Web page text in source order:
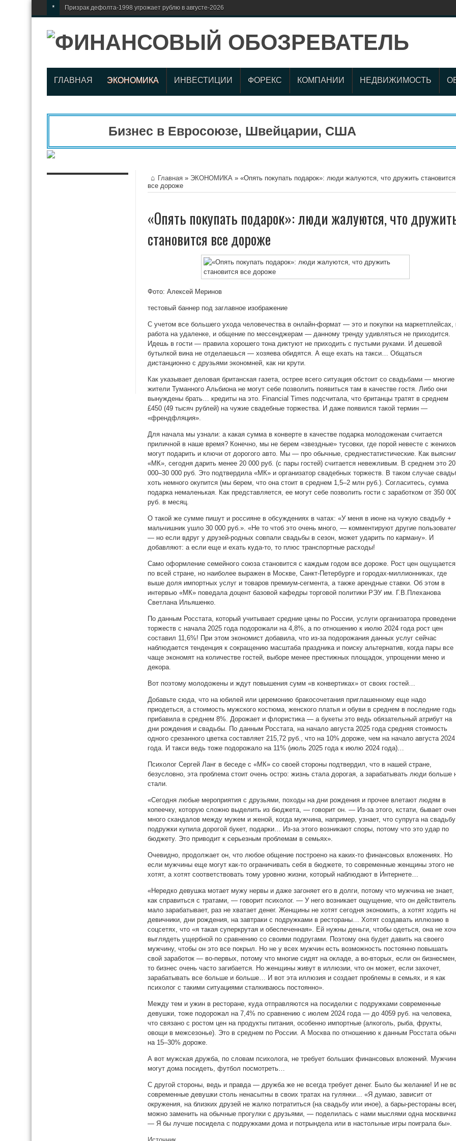
* Призрак дефолта-1998 угрожает рублю в августе-2026
ГЛАВНАЯ ЭКОНОМИКА ИНВЕСТИЦИИ ФОРЕКС КОМПАНИИ НЕДВИЖИМОСТЬ
Бизнес в Евросоюзе, Швейцарии, США
Главная » ЭКОНОМИКА » «Опять покупать подарок»: люди жалуются, что дружить становится
все дороже
«Опять покупать подарок»: люди жалуются, что
становится все дороже
Фото: Алексей Меринов
тестовый баннер под заглавное изображение
С учетом все большего ухода человечества в онлайн-формат — это и покупки на маркетплейсах,
работа на удаленке, и общение по мессенджерам — данному тренду удивляться не приходится.
Идешь в гости — правила хорошего тона диктуют не приходить с пустыми руками. И дешевой
бутылкой вина не отделаешься — хозяева обидятся. А еще ехать на такси… Общаться
дистанционно с друзьями экономней, как ни крути.
Как указывает деловая британская газета, острее всего ситуация обстоит со свадьбами — многие
жители Туманного Альбиона не могут себе позволить появиться там в качестве гостя. Либо они
вынуждены брать… кредиты на это. Financial Times подсчитала, что британцы тратят в среднем
£450 (49 тысяч рублей) на чужие свадебные торжества. И даже появился такой термин —
«френдфляция».
Для начала мы узнали: а какая сумма в конверте в качестве подарка молодоженам считается
приличной в наше время? Конечно, мы не берем «звездные» тусовки, где порой невесте с
могут подарить и ключи от дорогого авто. Мы — про обычные, среднестатистические. Как
«МК», сегодня дарить менее 20 000 руб. (с пары гостей) считается невежливым. В среднем это 20
000–30 000 руб. Это подтвердила «МК» и организатор свадебных торжеств. В таком случае
хоть немного окупится (мы берем, что она стоит в среднем 1,5–2 млн руб.). Согласитесь, сумма
подарка немаленькая. Как представляется, ее могут себе позволить гости с заработком от 350
руб. в месяц.
О такой же сумме пишут и россияне в обсуждениях в чатах: «У меня в июне на чужую свадьбу +
мальчишник ушло 30 000 руб.». «Не то чтоб это очень много, — комментируют другие
— но если вдруг у друзей-родных совпали свадьбы в сезон, может ударить по карману». И
добавляют: а если еще и ехать куда-то, то плюс транспортные расходы!
Само оформление семейного союза становится с каждым годом все дороже. Рост цен ощущается
по всей стране, но наиболее выражен в Москве, Санкт-Петербурге и городах-миллионниках, где
выше доля импортных услуг и товаров премиум-сегмента, а также арендные ставки. Об этом в
интервью «МК» поведала доцент базовой кафедры торговой политики РЭУ им. Г.В.Плеханова
Светлана Ильяшенко.
По данным Росстата, который учитывает средние цены по России, услуги организатора
торжеств с начала 2025 года подорожали на 4,8%, а по отношению к июлю 2024 года рост цен
составил 11,6%! При этом экономист добавила, что из-за подорожания данных услуг сейчас
наблюдается тенденция к сокращению масштаба праздника и поиску альтернатив, когда пары все
чаще экономят на количестве гостей, выборе менее престижных площадок, упрощении меню и
декора.
Вот поэтому молодожены и ждут повышения сумм «в конвертиках» от своих гостей…
Добавьте сюда, что на юбилей или церемонию бракосочетания приглашенному еще надо
приодеться, а стоимость мужского костюма, женского платья и обуви в среднем в последние
прибавила в среднем 8%. Дорожает и флористика — а букеты это ведь обязательный атрибут на
дни рождения и свадьбы. По данным Росстата, на начало августа 2025 года средняя стоимость
одного срезанного цветка составляет 215,72 руб., что на 10% дороже, чем на начало августа 2024
года. И такси ведь тоже подорожало на 11% (июль 2025 года к июлю 2024 года)…
Психолог Сергей Ланг в беседе с «МК» со своей стороны подтвердил, что в нашей стране,
безусловно, эта проблема стоит очень остро: жизнь стала дорогая, а зарабатывать люди больше
стали.
«Сегодня любые мероприятия с друзьями, походы на дни рождения и прочее влетают людям в
копеечку, которую сложно выделить из бюджета, — говорит он. — Из-за этого, кстати, бывает
много скандалов между мужем и женой, когда мужчина, например, узнает, что супруга на свадьбу
подружки купила дорогой букет, подарки… Из-за этого возникают споры, потому что это удар по
бюджету. Это приводит к серьезным проблемам в семьях».
Очевидно, продолжает он, что любое общение построено на каких-то финансовых вложениях. Но
если мужчины еще могут как-то ограничивать себя в бюджете, то современные женщины этого не
хотят, а хотят соответствовать тому уровню жизни, который наблюдают в Интернете…
«Нередко девушка мотает мужу нервы и даже загоняет его в долги, потому что мужчина не знает,
как справиться с тратами, — говорит психолог. — У него возникает ощущение, что он
мало зарабатывает, раз не хватает денег. Женщины не хотят сегодня экономить, а хотят ходить
девичники, дни рождения, на завтраки с подружками в рестораны… Хотят создавать иллюзию в
соцсетях, что «я такая суперкрутая и обеспеченная». Ей нужны деньги, чтобы одеться, она не
выглядеть ущербной по сравнению со своими подругами. Поэтому она будет давить на своего
мужчину, чтобы он это все покрыл. Но не у всех мужчин есть возможность постоянно повышать
свой заработок — во-первых, потому что многие сидят на окладе, а во-вторых, если он бизнесмен,
то бизнес очень часто загибается. Но женщины живут в иллюзии, что он может, если захочет,
зарабатывать все больше и больше… И вот эта иллюзия и создает проблемы в семьях, и я как
психолог с такими ситуациями сталкиваюсь постоянно».
Между тем и ужин в ресторане, куда отправляются на посиделки с подружками современные
девушки, тоже подорожал на 7,4% по сравнению с июлем 2024 года — до 4059 руб. на человека,
что связано с ростом цен на продукты питания, особенно импортные (алкоголь, рыба, фрукты,
овощи в межсезонье). Это в среднем по России. А Москва по отношению к данным Росстата
на 15–30% дороже.
А вот мужская дружба, по словам психолога, не требует больших финансовых вложений.
могут дома посидеть, футбол посмотреть…
С другой стороны, ведь и правда — дружба же не всегда требует денег. Было бы желание! И не
современные девушки столь ненасытны в своих тратах на гулянки… «Я думаю, зависит от
окружения, на близких друзей не жалко потратиться (на свадьбу или иное), а бары-рестораны
можно заменить на обычные прогулки с друзьями, — поделилась с нами мыслями одна
— Я бы лучше посидела с подружками дома и потрындела или в настольные игры поиграла бы».